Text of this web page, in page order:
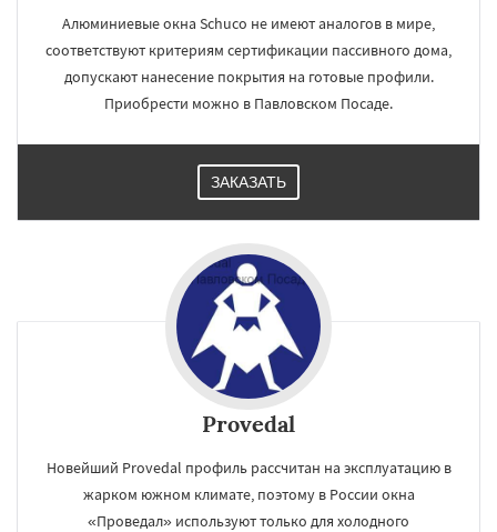
Алюминиевые окна Schuco не имеют аналогов в мире,
соответствуют критериям сертификации пассивного дома,
допускают нанесение покрытия на готовые профили.
Приобрести можно в Павловском Посаде.
ЗАКАЗАТЬ
Provedal
Новейший Provedal профиль рассчитан на эксплуатацию в
жарком южном климате, поэтому в России окна
«Проведал» используют только для холодного